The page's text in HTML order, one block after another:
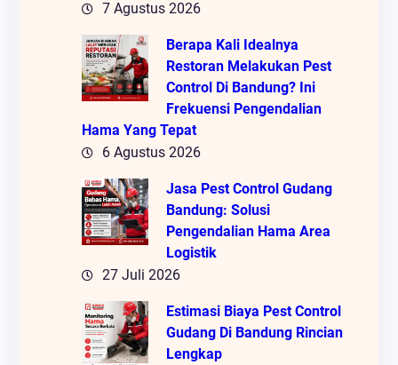
7 Agustus 2026
Berapa Kali Idealnya
Restoran Melakukan Pest
Control Di Bandung? Ini
Frekuensi Pengendalian
Hama Yang Tepat
6 Agustus 2026
Jasa Pest Control Gudang
Bandung: Solusi
Pengendalian Hama Area
Logistik
27 Juli 2026
Estimasi Biaya Pest Control
Gudang Di Bandung Rincian
Lengkap